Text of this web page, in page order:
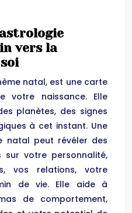
vers la
natal, est une carte
votre naissance. Elle
planètes, des signes
à cet instant. Une
natal peut révéler des
sur votre personnalité,
vos relations, votre
de vie. Elle aide à
de comportement,